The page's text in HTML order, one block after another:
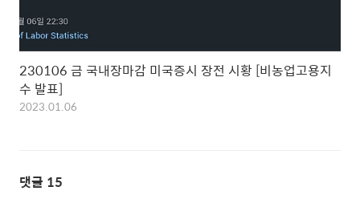
230106 금 국내장마감 미국증시 장전 시황 [비농업고용지
수 발표]
2023.01.06
댓글 15